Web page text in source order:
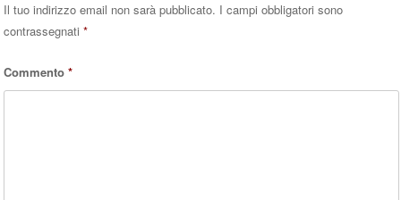
Il tuo indirizzo email non sarà pubblicato. I campi obbligatori sono
contrassegnati*
Commento*